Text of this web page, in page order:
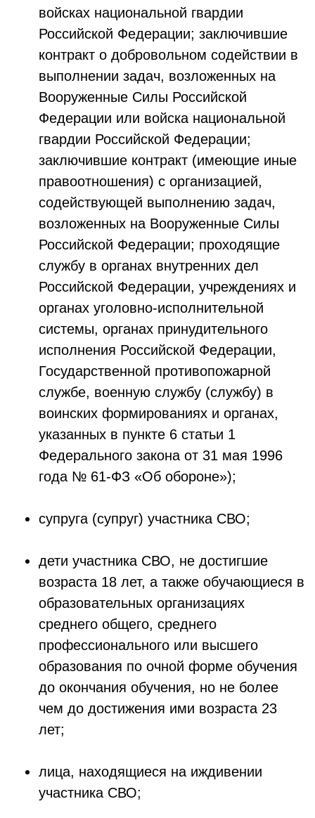
войсках национальной гвардии
Российской Федерации; заключившие
контракт о добровольном содействии в
выполнении задач, возложенных на
Вооруженные Силы Российской
Федерации или войска национальной
гвардии Российской Федерации;
заключившие контракт (имеющие иные
правоотношения) с организацией,
содействующей выполнению задач,
возложенных на Вооруженные Силы
Российской Федерации; проходящие
службу в органах внутренних дел
Российской Федерации, учреждениях и
органах уголовно-исполнительной
системы, органах принудительного
исполнения Российской Федерации,
Государственной противопожарной
службе, военную службу (службу) в
воинских формированиях и органах,
указанных в пункте 6 статьи 1
Федерального закона от 31 мая 1996
года № 61-ФЗ «Об обороне»);
супруга (супруг) участника СВО;
дети участника СВО, не достигшие
возраста 18 лет, а также обучающиеся в
образовательных организациях
среднего общего, среднего
профессионального или высшего
образования по очной форме обучения
до окончания обучения, но не более
чем до достижения ими возраста 23
лет;
лица, находящиеся на иждивении
участника СВО;